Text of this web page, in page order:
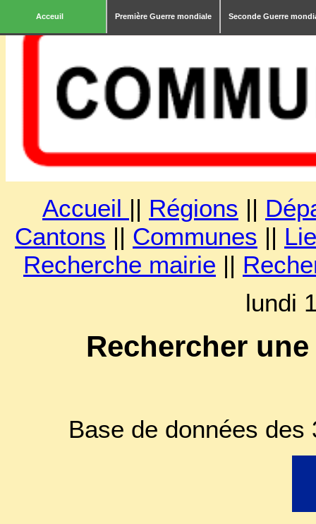
Acceuil Première Guerre mondiale Seconde Guerre
Accueil || Régions ||
Cantons || Communes ||
Recherche mairie ||
lundi
Rechercher
Base de données